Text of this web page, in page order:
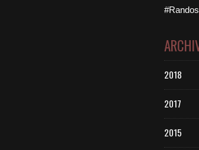
2018
2017
2015